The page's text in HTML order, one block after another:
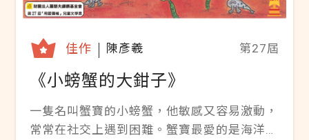
佳作 陳彥羲 第27屆
《小螃蟹的大鉗子》
一隻名叫蟹寶的小螃蟹，他敏感又容易激動，
常常在社交上遇到困難。蟹寶最愛的是海洋生